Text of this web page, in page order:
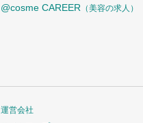
@cosme CAREER （美容の求人）
運営会社